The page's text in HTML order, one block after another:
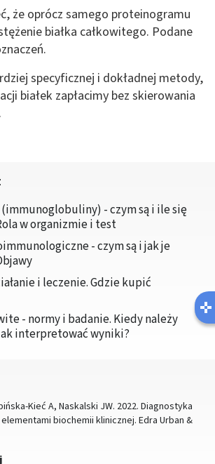
że oprócz samego proteinogramu
białka całkowitego. Podane
specyficznej i dokładnej metody,
białek zapłacimy bez skierowania
(immunoglobuliny) - czym są i ile się
w organizmie i test
- czym są i jak je
i leczenie. Gdzie kupić
- normy i badanie. Kiedy należy
interpretować wyniki?
Kieć A, Naskalski JW. 2022. Diagnostyka
biochemii klinicznej. Edra Urban &